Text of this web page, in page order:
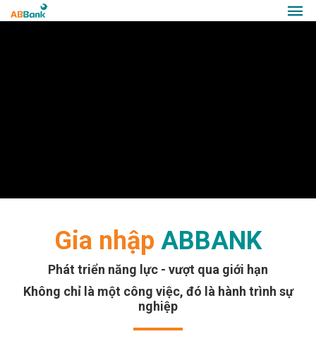
Gia nhập ABBANK
Phát triển năng lực - vượt qua giới hạn
Không chỉ là một công việc, đó là hành trình sự
nghiệp